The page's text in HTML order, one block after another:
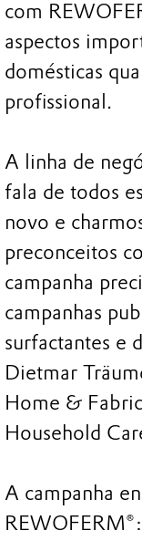
com
aspectos
domésticas
profissional.
A linha de
fala de todos
novo e
preconceitos
campanha
campanhas
surfactantes e
Dietmar
Home &
Household
A campanha